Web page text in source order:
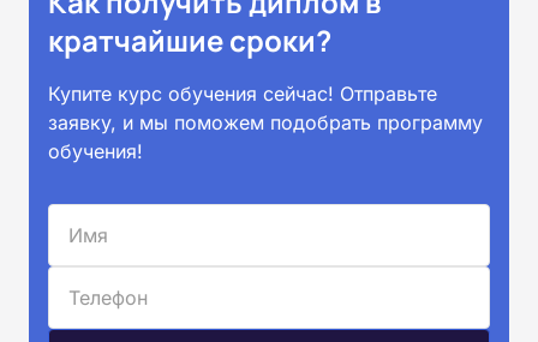
кратчайшие сроки?
Купите курс обучения сейчас! Отправьте
заявку, и мы поможем подобрать программу
обучения!